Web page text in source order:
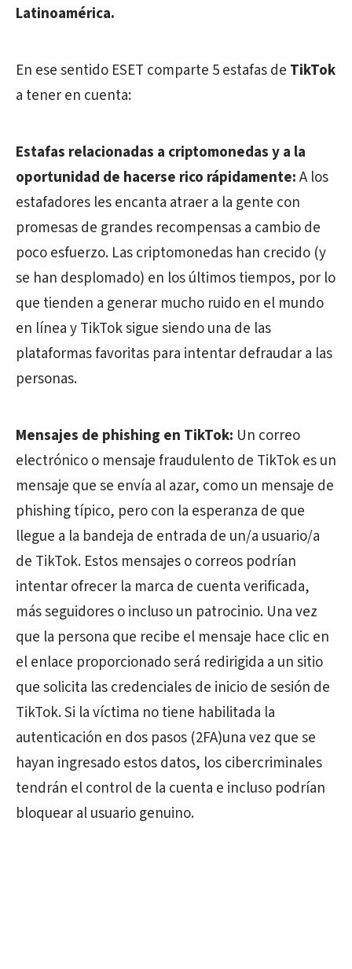
Latinoamérica.
En ese sentido ESET comparte 5 estafas de TikTok
a tener en cuenta:
Estafas relacionadas a criptomonedas y a la
oportunidad de hacerse rico rápidamente:A los
estafadores les encanta atraer a la gente con
promesas de grandes recompensas a cambio de
poco esfuerzo. Las criptomonedas han crecido (y
se han desplomado) en los últimos tiempos, por lo
que tienden a generar mucho ruido en el mundo
en línea y TikTok sigue siendo una de las
plataformas favoritas para intentar defraudar a las
personas.
Mensajes de phishing en TikTok: Un correo
electrónico o mensaje fraudulento de TikTok es un
mensaje que se envía al azar, como un mensaje de
phishing típico, pero con la esperanza de que
llegue a la bandeja de entrada de un/a usuario/a
de TikTok. Estos mensajes o correos podrían
intentar ofrecer la marca de cuenta verificada,
más seguidores o incluso un patrocinio. Una vez
que la persona que recibe el mensaje hace clic en
el enlace proporcionado será redirigida a un sitio
que solicita las credenciales de inicio de sesión de
TikTok. Si la víctima no tiene habilitada la
autenticación en dos pasos (2FA)una vez que se
hayan ingresado estos datos, los cibercriminales
tendrán el control de la cuenta e incluso podrían
bloquear al usuario genuino.